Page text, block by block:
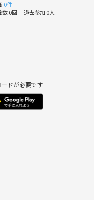
0件
数 0回 過去参加 0人
ドが必要です
もり→TOEIC955点＆リ